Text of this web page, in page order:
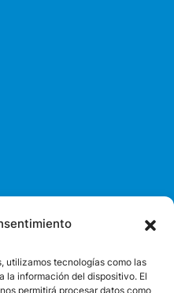
utilizamos tecnologías como las
la información del dispositivo. El
permitirá procesar datos como